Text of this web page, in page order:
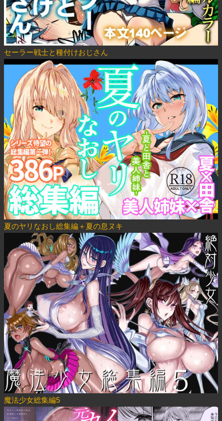
セーラー戦士と種付けおじさん
夏のヤリなおし総集編＋夏の息ヌキ
魔法少女総集編5